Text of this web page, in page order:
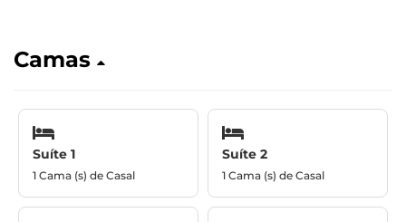
Camas
Suíte 1
1 Cama (s) de Casal
Suíte 2
1 Cama (s) de Casal